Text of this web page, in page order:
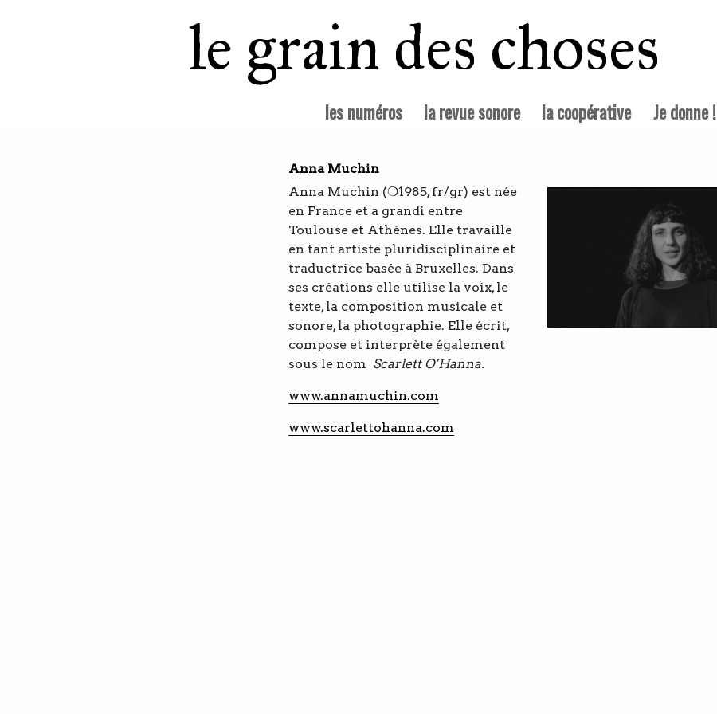
le grain des choses
les numéros la revue sonore la coopérative Je donne !
Anna Muchin
Anna Muchin (❍1985, fr/gr) est née
en France et a grandi entre
Toulouse et Athènes. Elle travaille
en tant artiste pluridisciplinaire et
traductrice basée à Bruxelles. Dans
ses créations elle utilise la voix, le
texte, la composition musicale et
sonore, la photographie. Elle écrit,
compose et interprète également
sous le nom Scarlett O’Hanna.
www.annamuchin.com
www.scarlettohanna.com